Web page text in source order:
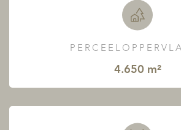
4.650 m²